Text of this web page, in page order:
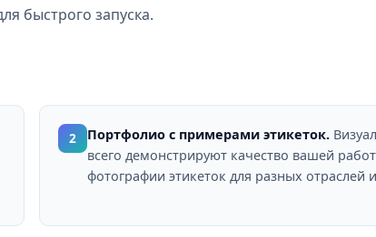
быстрого запуска.
2 Портфолио с примерами этикеток.
всего демонстрируют качество вашей
фотографии этикеток для разных отраслей